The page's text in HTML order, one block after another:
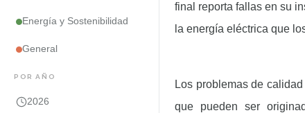
Energía y Sostenibilidad
General
POR AÑO
2026
final reporta fallas en su
la energía eléctrica que
Los problemas de
que pueden ser